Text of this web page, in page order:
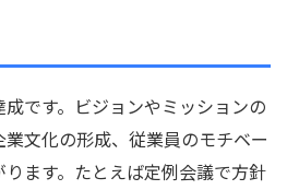
です。ビジョンやミッションの
文化の形成、従業員のモチベー
ます。たとえば定例会議で方針